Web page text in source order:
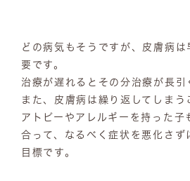
どの病気もそうですが、皮膚病
要です。
治療が遅れるとその分治療が長引
また、皮膚病は繰り返してしまう
アトピーやアレルギーを持った子
合って、なるべく症状を悪化さず
目標です。